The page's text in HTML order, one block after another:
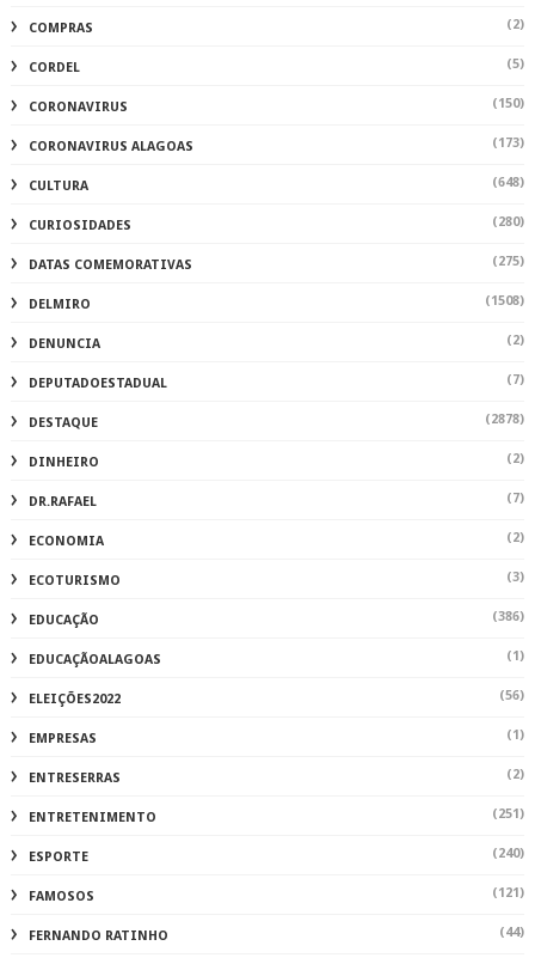
COMPRAS (2)
CORDEL (5)
CORONAVIRUS (150)
CORONAVIRUS ALAGOAS (173)
CULTURA (648)
CURIOSIDADES (280)
DATAS COMEMORATIVAS (275)
DELMIRO (1508)
DENUNCIA (2)
DEPUTADOESTADUAL (7)
DESTAQUE (2878)
DINHEIRO (2)
DR.RAFAEL (7)
ECONOMIA (2)
ECOTURISMO (3)
EDUCAÇÃO (386)
EDUCAÇÃOALAGOAS (1)
ELEIÇÕES2022 (56)
EMPRESAS (1)
ENTRESERRAS (2)
ENTRETENIMENTO (251)
ESPORTE (240)
FAMOSOS (121)
FERNANDO RATINHO (44)